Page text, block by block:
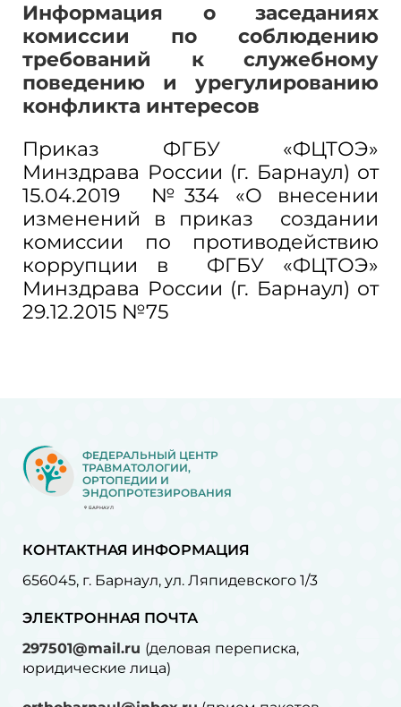
Информация о заседаниях
комиссии по соблюдению
требований к служебному
поведению и урегулированию
конфликта интересов
Приказ ФГБУ «ФЦТОЭ»
Минздрава России (г. Барнаул) от
15.04.2019 №334 «О внесении
изменений в приказ создании
комиссии по противодействию
коррупции в ФГБУ «ФЦТОЭ»
Минздрава России (г. Барнаул) от
29.12.2015 №75
ФЕДЕРАЛЬНЫЙ ЦЕНТР
ТРАВМАТОЛОГИИ,
ОРТОПЕДИИ И
ЭНДОПРОТЕЗИРОВАНИЯ
БАРНАУЛ
КОНТАКТНАЯ ИНФОРМАЦИЯ
656045, г. Барнаул, ул. Ляпидевского 1/3
ЭЛЕКТРОННАЯ ПОЧТА
297501@mail.ru (деловая переписка,
юридические лица)